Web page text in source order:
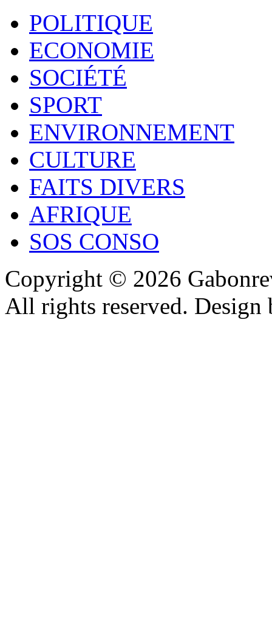
POLITIQUE
ECONOMIE
SOCIÉTÉ
SPORT
ENVIRONNEMENT
CULTURE
FAITS DIVERS
AFRIQUE
SOS CONSO
Copyright © 2026
All rights reserved.